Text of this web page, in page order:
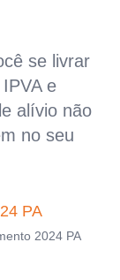
se livrar
e
alívio não
no seu
PA
2024 PA